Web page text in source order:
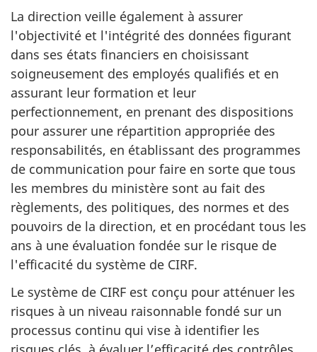
La direction veille également à assurer
l'objectivité et l'intégrité des données figurant
dans ses états financiers en choisissant
soigneusement des employés qualifiés et en
assurant leur formation et leur
perfectionnement, en prenant des dispositions
pour assurer une répartition appropriée des
responsabilités, en établissant des programmes
de communication pour faire en sorte que tous
les membres du ministère sont au fait des
règlements, des politiques, des normes et des
pouvoirs de la direction, et en procédant tous les
ans à une évaluation fondée sur le risque de
l'efficacité du système de CIRF.
Le système de CIRF est conçu pour atténuer les
risques à un niveau raisonnable fondé sur un
processus continu qui vise à identifier les